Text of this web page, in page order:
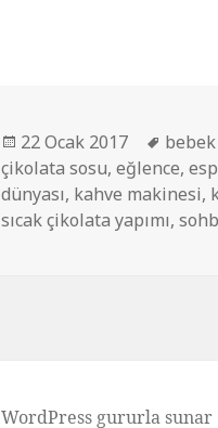
Yayın
tarihi
22 Ocak 2017
çikolata sosu,eğlence,
dünyası, kahve makinesi,
sıcak çikolata yapımı,
WordPress gururla sunar